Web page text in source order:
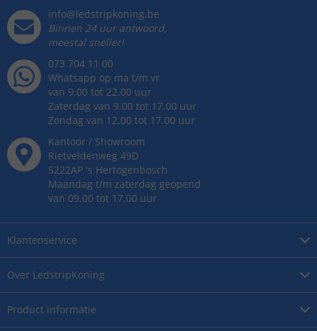
Over LedstripKoning
Product informatie
Klantenservice
info@ledstripkoning.be
Binnen 24 uur antwoord,
meestal sneller!
073 704 11 00
Whatsapp op ma t/m vr
van 9.00 tot 22.00 uur
Zaterdag van 9.00 tot 17.00 uur
Zondag van 12.00 tot 17.00 uur
Kantoor / Showroom
Rietveldenweg 49D
5222AP 's Hertogenbosch
Maandag t/m zaterdag geopend
van 09.00 tot 17.00 uur